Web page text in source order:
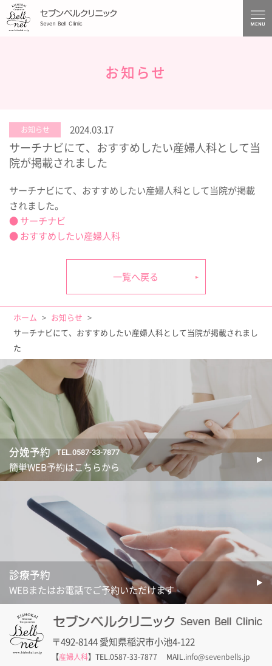
お知らせ
お知らせ 2024.03.17
サーチナビにて、おすすめしたい産婦人科として当
院が掲載されました
サーチナビにて、おすすめしたい産婦人科として当院が掲載
されました。
● サーチナビ
● おすすめしたい産婦人科
一覧へ戻る
ホーム
お知らせ
サーチナビにて、おすすめしたい産婦人科として当院が掲載されまし
た
分娩予約
TEL.0587-33-7877
簡単WEB予約はこちらから
診療予約
WEBまたはお電話でご予約いただけます
〒492-8144 愛知県稲沢市小池4-122
【産婦人科】TEL.0587-33-7877 MAIL. info@sevenbells.jp